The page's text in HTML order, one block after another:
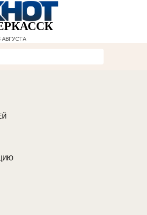
АВГУСТА